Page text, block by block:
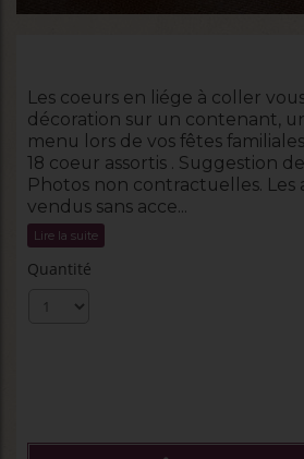
Les coeurs en liége à coller
décoration sur un contenant,
menu lors de vos fêtes
18 coeur assortis . Suggestion
Photos non contractuelles. Les
vendus sans acce...
Lire la suite
Quantité